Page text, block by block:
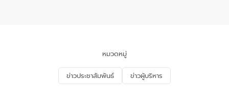
จัดการน้ำเสียและสร้างจิตสำนึกในการ
อนุรักษ์สิ่งแวดล้อม ในหัวข้อ “น้ำเสียชุมชน
และการบำบัดน้ำเสียเบื้องต้น” โดยให้ความรู้
เกี่ยวกับสาเหตุและผลกระทบของน้ำเสีย
หมวดหมู่
ข่าวประชาสัมพันธ์ ข่าวผู้บริหาร